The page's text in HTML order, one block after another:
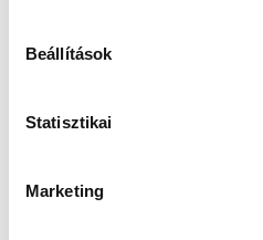
Beállítások
Statisztikai
Marketing